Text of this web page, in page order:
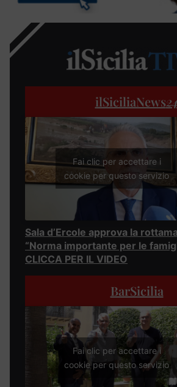
ilSiciliaNews24
Fai clic per accettare i
cookie per questo servizio
Sala d’Ercole approva la
“Norma importante per le
CLICCA PER IL VIDEO
BarSicilia
Fai clic per accettare i
cookie per questo servizio